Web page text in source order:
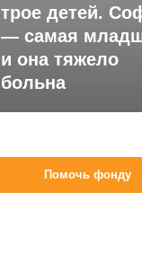
трое детей.
— самая
и она тяжело
больна
Помочь фонду